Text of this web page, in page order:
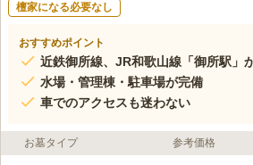
檀家になる必要なし
おすすめポイント
近鉄御所線、JR和歌山線「御所駅」
水場・管理棟・駐車場が完備
車でのアクセスも迷わない
お墓タイプ 参考価格